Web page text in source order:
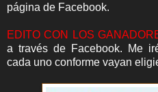
página de Facebook.
EDITO CON LOS
a través de Facebook. Me
cada uno conforme vayan